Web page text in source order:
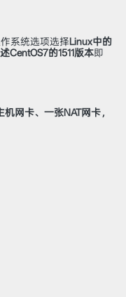
系统选项选择Linux中的
述CentOS7的1511版本即
网卡、一张NAT网卡，